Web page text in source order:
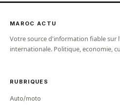
MAROC ACTU
Votre source d'information fiable sur
internationale. Politique, economie,
RUBRIQUES
Auto/moto